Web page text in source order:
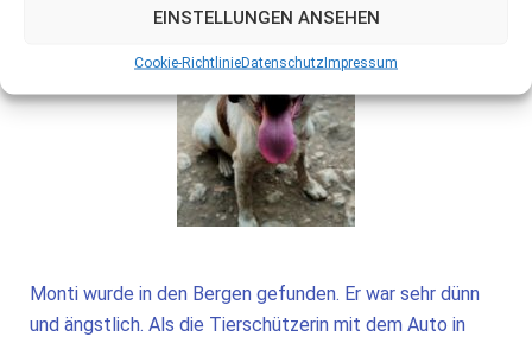
EINSTELLUNGEN ANSEHEN
Cookie-RichtlinieDatenschutzImpressum
Monti wurde in den Bergen gefunden. Er war sehr dünn
und ängstlich. Als die Tierschützerin mit dem Auto in